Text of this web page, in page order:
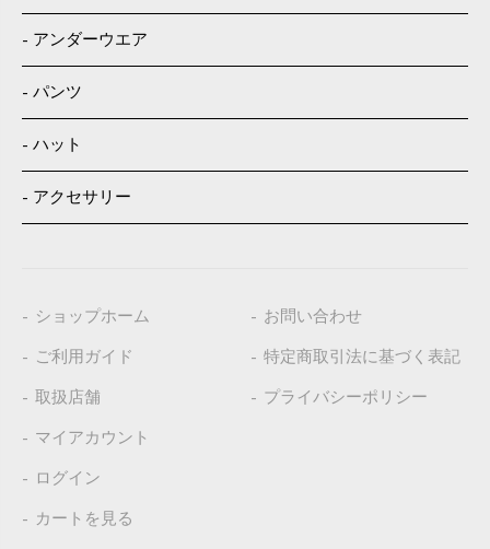
アンダーウエア
パンツ
ハット
アクセサリー
ショップホーム
ご利用ガイド
取扱店舗
お問い合わせ
特定商取引法に基づく表記
プライバシーポリシー
マイアカウント
ログイン
カートを見る